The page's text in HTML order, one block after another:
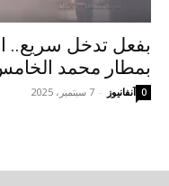
بفعل تدخل سريع..
بمطار محمد
آنفانيوز - 7 سبتمبر، 2025 0